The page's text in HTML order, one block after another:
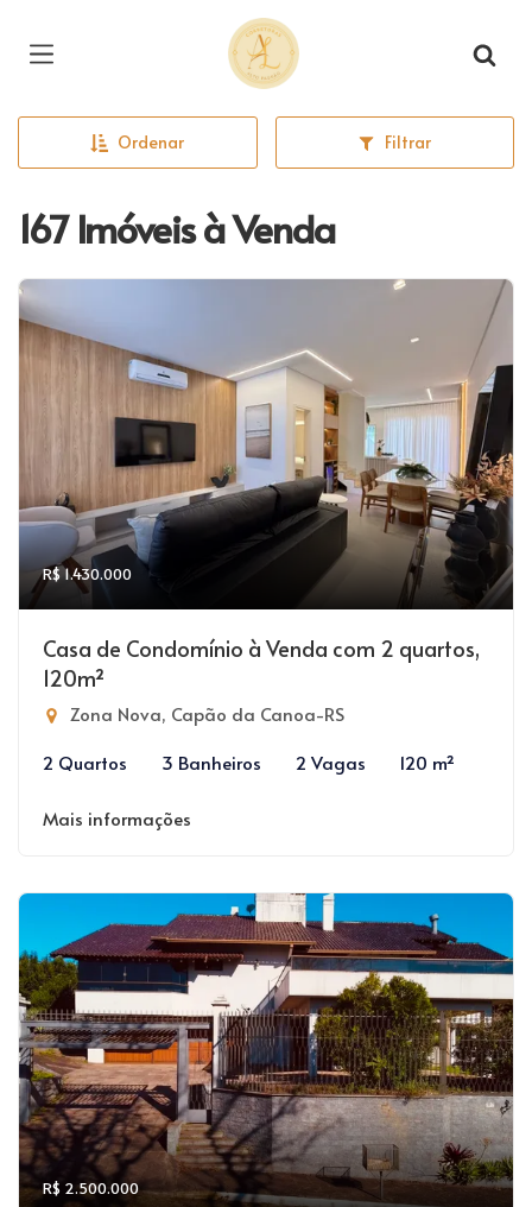
Página inicial
Ordenar Filtrar
167 Imóveis à Venda
R$ 1.430.000
Casa de Condomínio à Venda com 2 quartos,
120m²
Zona Nova, Capão da Canoa-RS
2 Quartos
3 Banheiros 2 Vagas 120 m²
Mais informações
R$ 2.500.000